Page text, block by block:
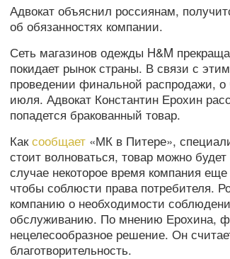
Адвокат объяснил россиянам,
об обязанностях компании.
Сеть магазинов одежды H&M
покидает рынок страны. В связи с
проведении финальной распродажи, о
июля. Адвокат Константин Ерохин
попадется бракованный товар.
Каксообщает «МК в Питере»,
стоит волноваться, товар можно
случае некоторое время компания
чтобы соблюсти права потребителя.
компанию о необходимости
обслуживанию. По мнению Ерохина,
нецелесообразное решение. Он
благотворительность.